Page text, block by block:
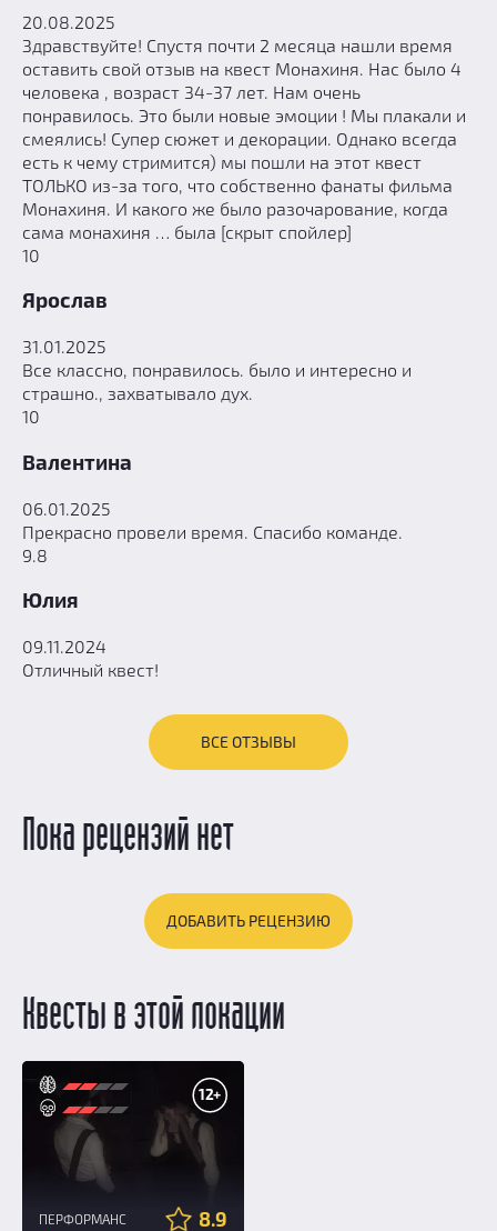
20.08.2025
Здравствуйте! Спустя почти 2 месяца нашли время
оставить свой отзыв на квест Монахиня. Нас было 4
человека , возраст 34-37 лет. Нам очень
понравилось. Это были новые эмоции ! Мы плакали и
смеялись! Супер сюжет и декорации. Однако всегда
есть к чему стримится) мы пошли на этот квест
ТОЛЬКО из-за того, что собственно фанаты фильма
Монахиня. И какого же было разочарование, когда
сама монахиня … была [скрыт спойлер]
10
Ярослав
31.01.2025
Все классно, понравилось. было и интересно и
страшно., захватывало дух.
10
Валентина
06.01.2025
Прекрасно провели время. Спасибо команде.
9.8
Юлия
09.11.2024
Отличный квест!
ВСЕ ОТЗЫВЫ
Пока рецензий нет
ДОБАВИТЬ РЕЦЕНЗИЮ
Квесты в этой локации
12+
ПЕРФОРМАНС 8.9